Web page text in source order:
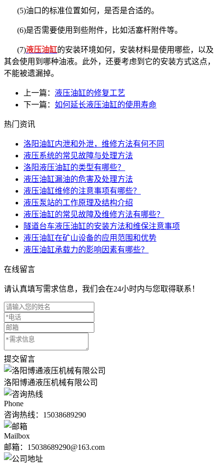
(5)油口的标准位置如何，是否是合适的。
(6)是否需要使用到些附件，比如活塞杆附件等。
(7)液压油缸的安装环境如何，安装材料是使用哪些，以及
其会使用到哪种油液。此外，还要考虑到它的安装方式这点，
不能被遗漏掉。
上一篇： 液压油缸的修复工艺
下一篇： 如何延长液压油缸的使用寿命
热门资讯
洛阳油缸内泄和外泄，维修方法有何不同
液压系统的常见故障与处理方法
洛阳液压油缸的类型有哪些？
液压油缸漏油的危害及处理方法
液压油缸维修的注意事项有哪些？
液压泵站的工作原理及结构介绍
液压油缸的常见故障及维修方法有哪些？
隧道台车液压油缸的安装方法和维保注意事项
液压油缸在矿山设备的应用范围和优势
液压油缸承载力的影响因素有哪些？
在线留言
请认真填写需求信息，我们会在24小时内与您取得联系！
提交留言
洛阳博通液压机械有限公司
Phone
咨询热线： 15038689290
Mailbox
邮箱：15038689290@163.com